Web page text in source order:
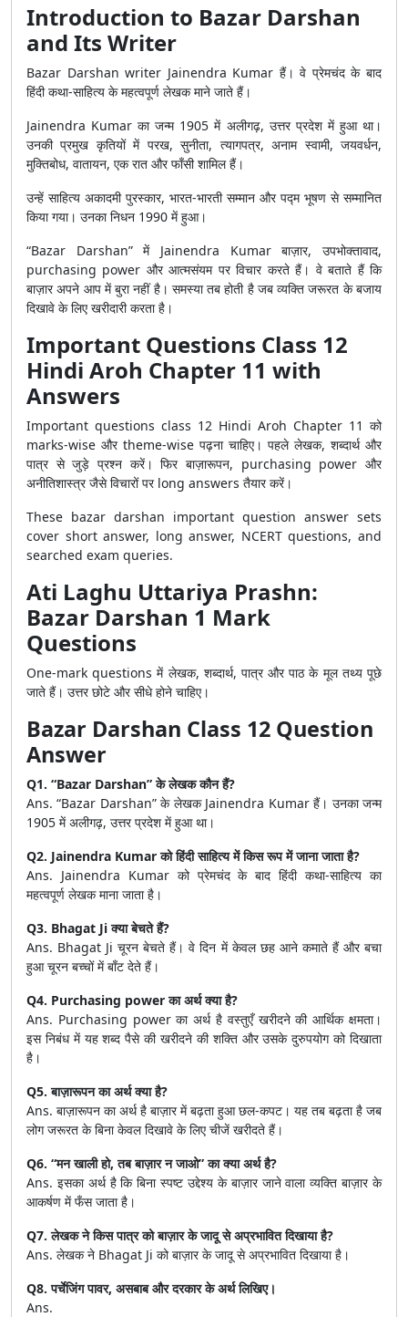
Introduction to Bazar Darshan
and Its Writer
Bazar Darshan writer Jainendra Kumar हैं। वे प्रेमचंद के बाद
हिंदी कथा-साहित्य के महत्वपूर्ण लेखक माने जाते हैं।
Jainendra Kumar का जन्म 1905 में अलीगढ़, उत्तर प्रदेश में हुआ था।
उनकी प्रमुख कृतियों में परख, सुनीता, त्यागपत्र, अनाम स्वामी, जयवर्धन,
मुक्तिबोध, वातायन, एक रात और फाँसी शामिल हैं।
उन्हें साहित्य अकादमी पुरस्कार, भारत-भारती सम्मान और पद्म भूषण से सम्मानित
किया गया। उनका निधन 1990 में हुआ।
“Bazar Darshan” में Jainendra Kumar बाज़ार, उपभोक्तावाद,
purchasing power और आत्मसंयम पर विचार करते हैं। वे बताते हैं कि
बाज़ार अपने आप में बुरा नहीं है। समस्या तब होती है जब व्यक्ति जरूरत के बजाय
दिखावे के लिए खरीदारी करता है।
Important Questions Class 12
Hindi Aroh Chapter 11 with
Answers
Important questions class 12 Hindi Aroh Chapter 11 को
marks-wise और theme-wise पढ़ना चाहिए। पहले लेखक, शब्दार्थ और
पात्र से जुड़े प्रश्न करें। फिर बाज़ारूपन, purchasing power और
अनीतिशास्त्र जैसे विचारों पर long answers तैयार करें।
These bazar darshan important question answer sets
cover short answer, long answer, NCERT questions, and
searched exam queries.
Ati Laghu Uttariya Prashn:
Bazar Darshan 1 Mark
Questions
One-mark questions में लेखक, शब्दार्थ, पात्र और पाठ के मूल तथ्य पूछे
जाते हैं। उत्तर छोटे और सीधे होने चाहिए।
Bazar Darshan Class 12 Question
Answer
Q1. “Bazar Darshan” के लेखक कौन हैं?
Ans. “Bazar Darshan” के लेखक Jainendra Kumar हैं। उनका जन्म
1905 में अलीगढ़, उत्तर प्रदेश में हुआ था।
Q2. Jainendra Kumar को हिंदी साहित्य में किस रूप में जाना जाता है?
Ans. Jainendra Kumar को प्रेमचंद के बाद हिंदी कथा-साहित्य का
महत्वपूर्ण लेखक माना जाता है।
Q3. Bhagat Ji क्या बेचते हैं?
Ans. Bhagat Ji चूरन बेचते हैं। वे दिन में केवल छह आने कमाते हैं और बचा
हुआ चूरन बच्चों में बाँट देते हैं।
Q4. Purchasing power का अर्थ क्या है?
Ans. Purchasing power का अर्थ है वस्तुएँ खरीदने की आर्थिक क्षमता।
इस निबंध में यह शब्द पैसे की खरीदने की शक्ति और उसके दुरुपयोग को दिखाता
है।
Q5. बाज़ारूपन का अर्थ क्या है?
Ans. बाज़ारूपन का अर्थ है बाज़ार में बढ़ता हुआ छल-कपट। यह तब बढ़ता है जब
लोग जरूरत के बिना केवल दिखावे के लिए चीजें खरीदते हैं।
Q6. “मन खाली हो, तब बाज़ार न जाओ” का क्या अर्थ है?
Ans. इसका अर्थ है कि बिना स्पष्ट उद्देश्य के बाज़ार जाने वाला व्यक्ति बाज़ार के
आकर्षण में फँस जाता है।
Q7. लेखक ने किस पात्र को बाज़ार के जादू से अप्रभावित दिखाया है?
Ans. लेखक ने Bhagat Ji को बाज़ार के जादू से अप्रभावित दिखाया है।
Q8. पर्चेजिंग पावर, असबाब और दरकार के अर्थ लिखिए।
Ans.